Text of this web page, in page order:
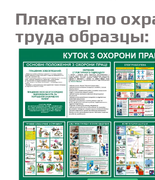
Плакаты по
труда образцы: